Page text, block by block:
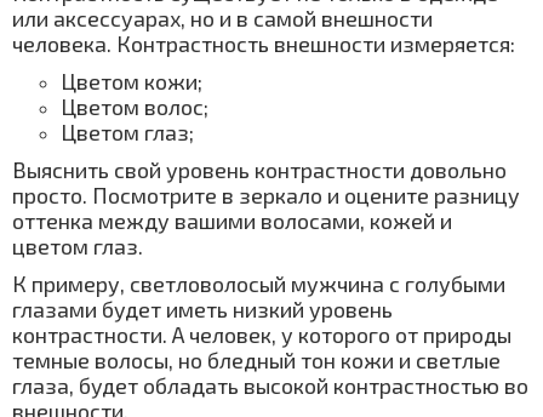
или аксессуарах, но и в самой внешности
человека. Контрастность внешности измеряется:
Цветом кожи;
Цветом волос;
Цветом глаз;
Выяснить свой уровень контрастности довольно
просто. Посмотрите в зеркало и оцените разницу
оттенка между вашими волосами, кожей и
цветом глаз.
К примеру, светловолосый мужчина с голубыми
глазами будет иметь низкий уровень
контрастности. А человек, у которого от природы
темные волосы, но бледный тон кожи и светлые
глаза, будет обладать высокой контрастностью во
внешности.